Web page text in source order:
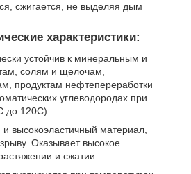
сжигается, не выделяя дым
характеристики:
устойчив к минеральным и
солям и щелочам,
продуктам нефтепереработки
углеводородах при
до 120С).
высокоэластичный материал,
Оказывает высокое
и сжатии.